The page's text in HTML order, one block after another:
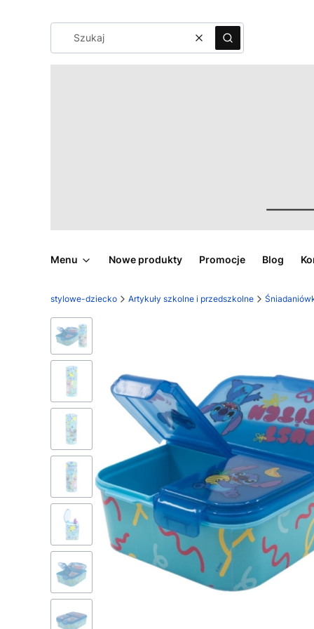
WyczyśćSzukaj
Menu Nowe produkty Promocje Blog
stylowe-dziecko Artykuły szkolne i przedszkolne